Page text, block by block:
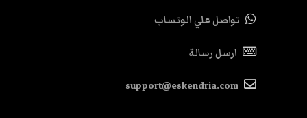
تواصل علي الوتساب
ارسل رسالة
support@eskendria.com